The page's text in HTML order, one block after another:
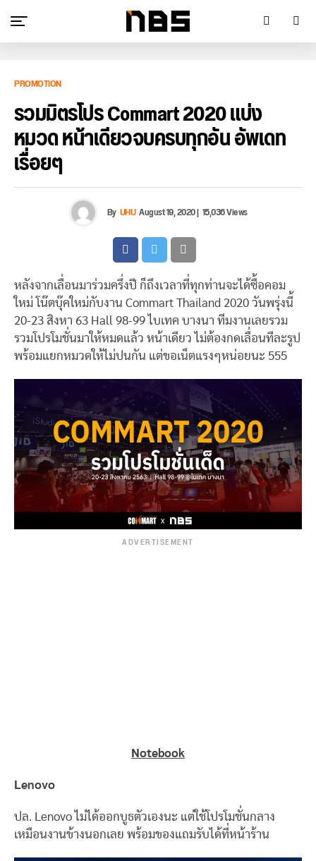
PROMOTION
รวมมิตรโปร Commart 2020 แบ่ง
หมวด หน้าเดียวจบครบทุกอัน อัพเดท
เรื่อยๆ
By UHUAugust 19, 2020| 15,036 Views
หลังจากเลื่อนมาร่วมครึ่งปี ก็ถึงเวลาที่ทุกท่านจะได้ซื้อคอม
ใหม่ โน๊ตบุ๊คใหม่กับงาน Commart Thailand 2020 วันพรุ่งนี้
20-23 สิงหา 63 Hall 98-99 ไบเทค บางนา ทีมงานเลยรวม
รวมโปรโมชั่นมาให้หมดแล้ว หน้าเดียว ไม่ต้องกดเลื่อนทีละรูป
พร้อมแยกหมวดให้ไม่ปนกัน แต่ขอเน็ตแรงๆหน่อยนะ 555
ADVERTISEMENT
Notebook
Lenovo
ปล. Lenovo ไม่ได้ออกบูธตัวเองนะ แต่ใช้โปรโมชั่นกลาง
เหมือนงานข้างนอกเลย พร้อมของแถมรับได้ที่หน้าร้าน